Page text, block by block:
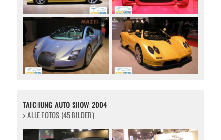
TAICHUNG AUTO SHOW 2004
> ALLE FOTOS (45 BILDER)